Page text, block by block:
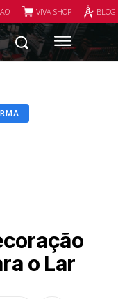
VIVA SHOP
o Lar